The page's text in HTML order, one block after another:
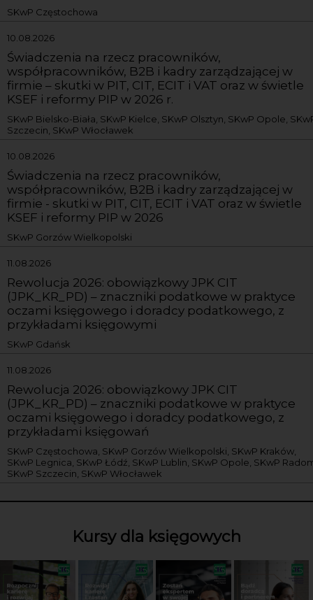
SKwP Częstochowa
10.08.2026
Świadczenia na rzecz pracowników,
współpracowników, B2B i kadry zarządzającej w
firmie – skutki w PIT, CIT, ECIT i VAT oraz w świetle
KSEF i reformy PIP w 2026 r.
SKwP Bielsko-Biała, SKwP Kielce, SKwP Olsztyn, SKwP Opole,
Szczecin, SKwP Włocławek
10.08.2026
Świadczenia na rzecz pracowników,
współpracowników, B2B i kadry zarządzającej w
firmie - skutki w PIT, CIT, ECIT i VAT oraz w świetle
KSEF i reformy PIP w 2026
SKwP Gorzów Wielkopolski
11.08.2026
Rewolucja 2026: obowiązkowy JPK CIT
(JPK_KR_PD) – znaczniki podatkowe w praktyce
oczami księgowego i doradcy podatkowego, z
przykładami księgowymi
SKwP Gdańsk
11.08.2026
Rewolucja 2026: obowiązkowy JPK CIT
(JPK_KR_PD) – znaczniki podatkowe w praktyce
oczami księgowego i doradcy podatkowego, z
przykładami księgowań
SKwP Częstochowa, SKwP Gorzów Wielkopolski, SKwP Kraków,
SKwP Legnica, SKwP Łódź, SKwP Lublin, SKwP Opole, SKwP
SKwP Szczecin, SKwP Włocławek
Kursy dla księgowych